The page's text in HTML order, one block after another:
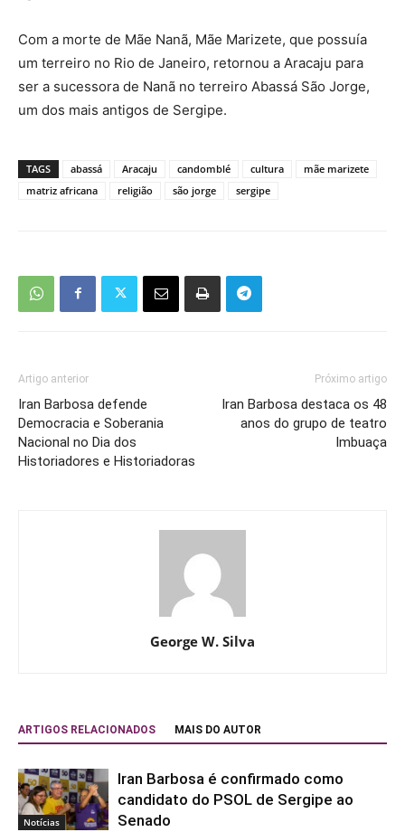
Com a morte de Mãe Nanã, Mãe Marizete, que possuía
um terreiro no Rio de Janeiro, retornou a Aracaju para
ser a sucessora de Nanã no terreiro Abassá São Jorge,
um dos mais antigos de Sergipe.
TAGS abassá Aracaju candomblé cultura
mãe marizete
matriz africana
religião são jorge sergipe
Artigo anterior
Iran Barbosa defende
Democracia e Soberania
Nacional no Dia dos
Historiadores e Historiadoras
Próximo artigo
Iran Barbosa destaca os 48
anos do grupo de teatro
Imbuaça
George W. Silva
ARTIGOS RELACIONADOS MAIS DO AUTOR
Notícias
Iran Barbosa é confirmado como
candidato do PSOL de Sergipe ao
Senado